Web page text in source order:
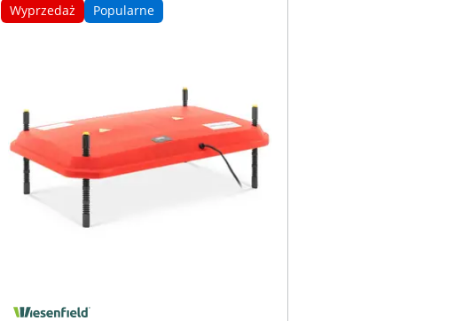
Wyprzedaż Popularne